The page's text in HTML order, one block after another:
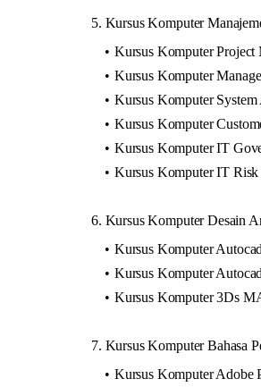
5. Kursus Komputer
Kursus Komputer Project
Kursus Komputer
Kursus Komputer
Kursus Komputer
Kursus Komputer IT
Kursus Komputer IT Risk
6. Kursus Komputer Desain
Kursus Komputer
Kursus Komputer
Kursus Komputer 3Ds
7. Kursus Komputer Bahasa
Kursus Komputer Adobe